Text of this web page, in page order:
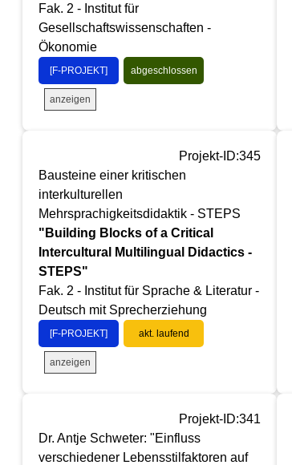
Fak. 2 - Institut für
Gesellschaftswissenschaften -
Ökonomie
[F-PROJEKT] abgeschlossen
anzeigen
Projekt-ID:345
Bausteine einer kritischen
interkulturellen
Mehrsprachigkeitsdidaktik - STEPS
"Building Blocks of a Critical
Intercultural Multilingual Didactics -
STEPS"
Fak. 2 - Institut für Sprache & Literatur -
Deutsch mit Sprecherziehung
[F-PROJEKT] akt. laufend
anzeigen
Projekt-ID:341
Dr. Antje Schweter: "Einfluss
verschiedener Lebensstilfaktoren auf